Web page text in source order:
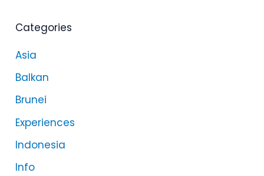
Categories
Asia
Balkan
Brunei
Experiences
Indonesia
Info